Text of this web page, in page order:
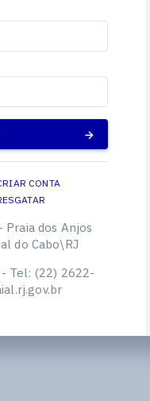
CONTA
Praia dos Anjos
do Cabo\RJ
Tel: (22) 2622-